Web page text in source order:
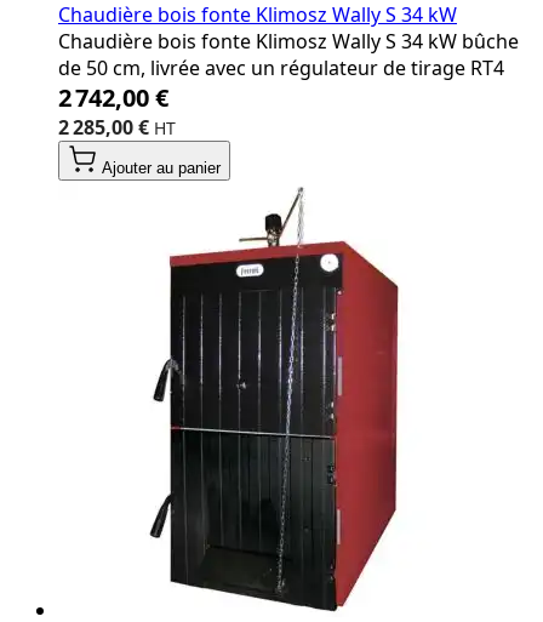
Chaudière bois fonte Klimosz Wally S 34 kW
Chaudière bois fonte Klimosz Wally S 34 kW bûche
de 50 cm, livrée avec un régulateur de tirage RT4
2 742,00 €
2 285,00 €
Ajouter au panier